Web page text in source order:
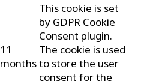
11
months
This cookie is set
by GDPR Cookie
Consent plugin.
The cookie is used
to store the user
consent for the